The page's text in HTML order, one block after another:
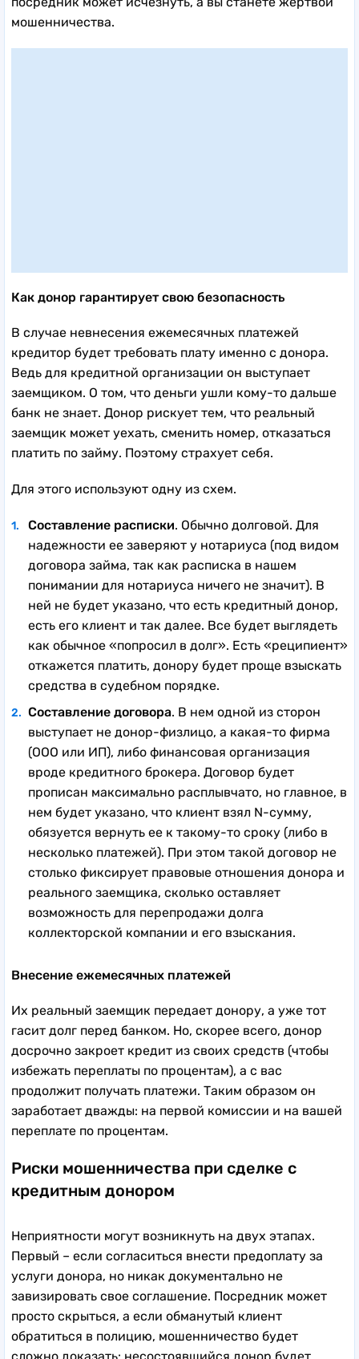
мошенничества.
Как донор гарантирует свою безопасность
В случае невнесения ежемесячных платежей
кредитор будет требовать плату именно с донора.
Ведь для кредитной организации он выступает
заемщиком. О том, что деньги ушли кому-то дальше
банк не знает. Донор рискует тем, что реальный
заемщик может уехать, сменить номер, отказаться
платить по займу. Поэтому страхует себя.
Для этого используют одну из схем.
Составление расписки. Обычно долговой. Для
надежности ее заверяют у нотариуса (под видом
договора займа, так как расписка в нашем
понимании для нотариуса ничего не значит). В
ней не будет указано, что есть кредитный донор,
есть его клиент и так далее. Все будет выглядеть
как обычное «попросил в долг». Есть «реципиент»
откажется платить, донору будет проще взыскать
средства в судебном порядке.
Составление договора. В нем одной из сторон
выступает не донор-физлицо, а какая-то фирма
(ООО или ИП), либо финансовая организация
вроде кредитного брокера. Договор будет
прописан максимально расплывчато, но главное, в
нем будет указано, что клиент взял N-сумму,
обязуется вернуть ее к такому-то сроку (либо в
несколько платежей). При этом такой договор не
столько фиксирует правовые отношения донора и
реального заемщика, сколько оставляет
возможность для перепродажи долга
коллекторской компании и его взыскания.
Внесение ежемесячных платежей
Их реальный заемщик передает донору, а уже тот
гасит долг перед банком. Но, скорее всего, донор
досрочно закроет кредит из своих средств (чтобы
избежать переплаты по процентам), а с вас
продолжит получать платежи. Таким образом он
заработает дважды: на первой комиссии и на вашей
переплате по процентам.
Риски мошенничества при сделке с
кредитным донором
Неприятности могут возникнуть на двух этапах.
Первый – если согласиться внести предоплату за
услуги донора, но никак документально не
завизировать свое соглашение. Посредник может
просто скрыться, а если обманутый клиент
обратиться в полицию, мошенничество будет
сложно доказать: несостоявшийся донор будет